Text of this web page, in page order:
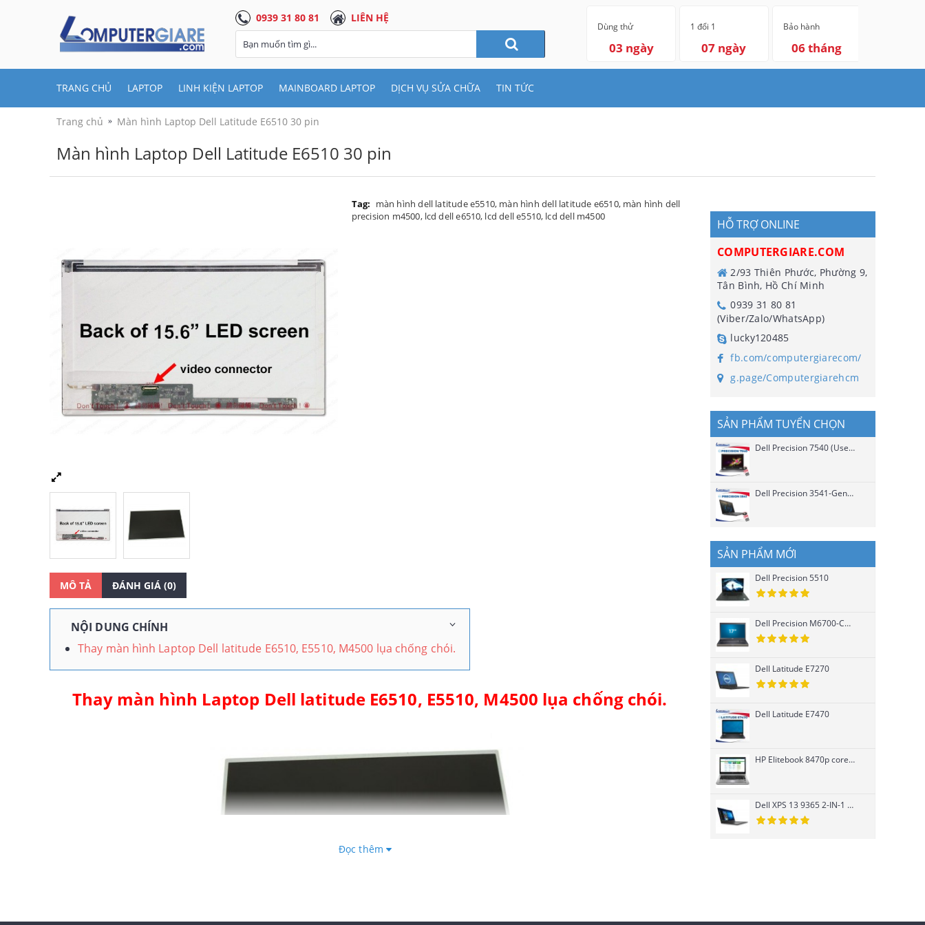
0939 31 80 81 LIÊN HỆ
Dùng thử
03 ngày
1 đổi 1
07 ngày
Bảo hành
06 tháng
TRANG CHỦ LAPTOP LINH KIỆN LAPTOP MAINBOARD LAPTOP DỊCH VỤ SỬA CHỮA TIN TỨC
Trang chủ Màn hình Laptop Dell Latitude E6510 30 pin
Màn hình Laptop Dell Latitude E6510 30 pin
Tag: màn hình dell latitude e5510, màn hình dell latitude e6510, màn hình dell
precision m4500, lcd dell e6510, lcd dell e5510, lcd dell m4500
MÔ TẢ ĐÁNH GIÁ (0)
NỘI DUNG CHÍNH
Thay màn hình Laptop Dell latitude E6510, E5510, M4500 lụa chống chói.
Thay màn hình Laptop Dell latitude E6510, E5510, M4500 lụa chống chói.
Đọc thêm
HỖ TRỢ ONLINE
COMPUTERGIARE.COM
2/93 Thiên Phước, Phường 9,
Tân Bình, Hồ Chí Minh
0939 31 80 81
(Viber/Zalo/WhatsApp)
lucky120485
fb.com/computergiarecom/
g.page/Computergiarehcm
SẢN PHẨM TUYỂN CHỌN
Dell Precision 7540 (Used)
Dell Precision 3541-Gen 9 Chip H (Used)
SẢN PHẨM MỚI
Dell Precision 5510
Dell Precision M6700-Core i7 3740QM-K3000M
Dell Latitude E7270
Dell Latitude E7470
HP Elitebook 8470p core i7 Ivy Bridge 3520M, Card rời
Dell XPS 13 9365 2-IN-1 cảm ứng Core i7